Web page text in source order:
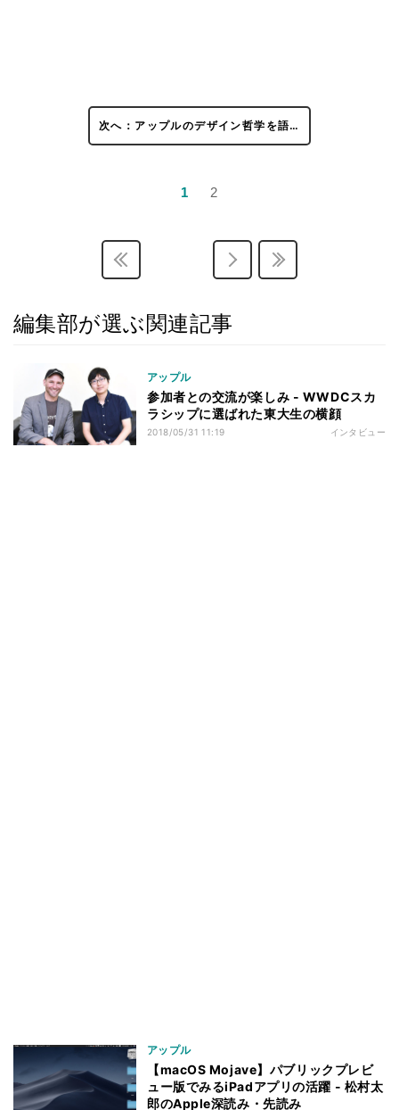
次へ：アップルのデザイン哲学を語…
1 2
編集部が選ぶ関連記事
アップル
参加者との交流が楽しみ - WWDCスカ
ラシップに選ばれた東大生の横顔
2018/05/31 11:19 インタビュー
アップル
【macOS Mojave】パブリックプレビ
ュー版でみるiPadアプリの活躍 - 松村太
郎のApple深読み・先読み